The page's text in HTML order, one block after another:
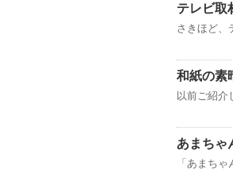
テレビ取
さきほど、
和紙の素
以前ご紹
あまちゃ
「あまち